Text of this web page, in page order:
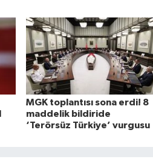
MGK toplantısı sona erdi! 8
maddelik bildiride
‘Terörsüz Türkiye’ vurgusu